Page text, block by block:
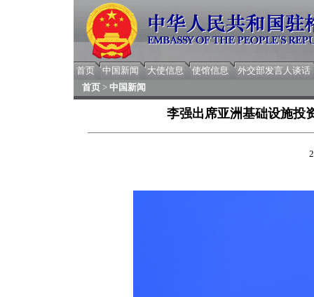
首页 中国新闻 大使信息 使馆信息
外交部发言人谈话
首页 > 中国新闻
李强出席亚洲基础设施投